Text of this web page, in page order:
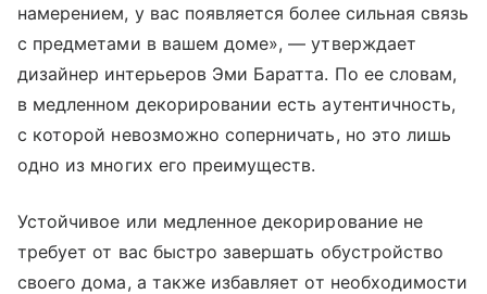
намерением, у вас появляется более сильная связь
с предметами в вашем доме», — утверждает
дизайнер интерьеров Эми Баратта. По ее словам,
в медленном декорировании есть аутентичность,
с которой невозможно соперничать, но это лишь
одно из многих его преимуществ.
Устойчивое или медленное декорирование не
требует от вас быстро завершать обустройство
своего дома, а также избавляет от необходимости